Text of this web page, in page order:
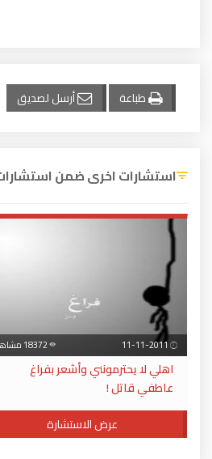
طباعة أرسل لصديق
استشارات اخرى ضمن استشارات
18372 مشاهدة
اهلي لا يحترمونني وأشعر بفراغ
عاطفي قاتل !
عرض الاستشارة